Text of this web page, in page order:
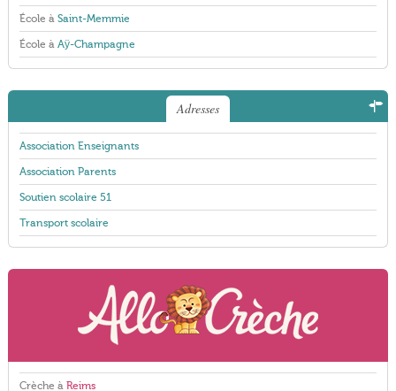
École à Saint-Memmie
École à Aÿ-Champagne
Adresses
Association Enseignants
Association Parents
Soutien scolaire 51
Transport scolaire
Crèche à Reims